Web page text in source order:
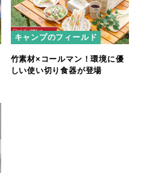
キャンプのフィールド
竹素材×コールマン！環境に優
しい使い切り食器が登場